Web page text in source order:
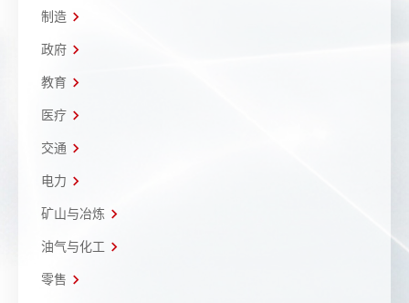
制造
政府
教育
医疗
交通
电力
矿山与冶炼
油气与化工
零售